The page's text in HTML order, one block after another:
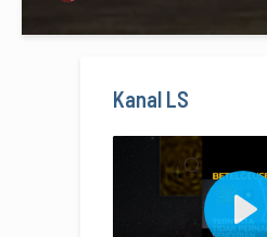
Kanal LS